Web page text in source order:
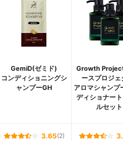
GemiD(ゼミド)
コンディショニングシ
ャンプーGH
Growth
ースプロジェ
アロマシャンプ
ディショナー
ルセット
3.65(2)